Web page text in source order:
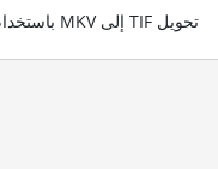
تحويل TIF إلى MKV باستخدام ملف TIF التجريبي الخاص بنا